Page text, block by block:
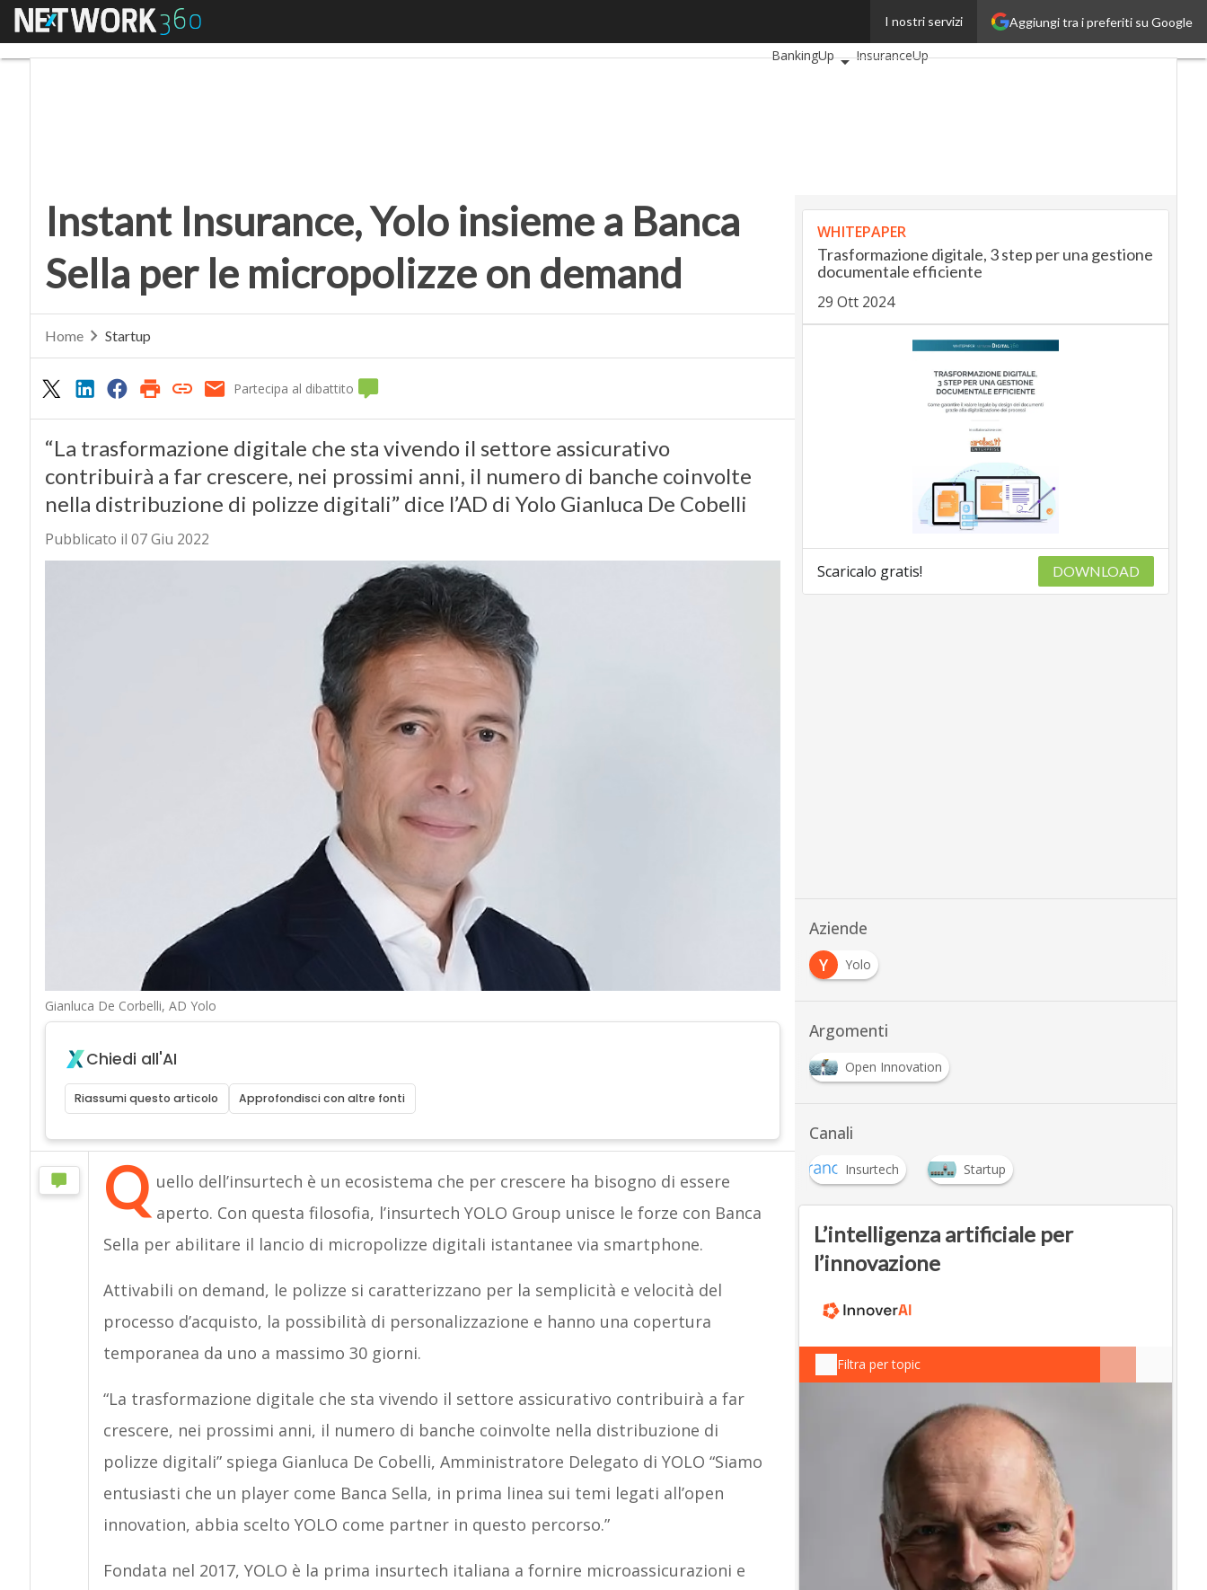
Aggiungi tra i preferiti su Google
I nostri servizi
Menu
AutomotiveUp
BankingUp
InsuranceUp
Instant Insurance, Yolo insieme a Banca
Sella per le micropolizze on demand
Home Startup
Partecipa al dibattito
“La trasformazione digitale che sta vivendo il settore assicurativo
contribuirà a far crescere, nei prossimi anni, il numero di banche coinvolte
nella distribuzione di polizze digitali” dice l’AD di Yolo Gianluca De Cobelli
Pubblicato il 07 Giu 2022
Gianluca De Corbelli, AD Yolo
Chiedi all'AI
Riassumi questo articolo Approfondisci con altre fonti
Q uello dell’insurtech è un ecosistema che per crescere ha bisogno di essere
aperto. Con questa filosofia, l’insurtech YOLO Group unisce le forze con Banca
Sella per abilitare il lancio di micropolizze digitali istantanee via smartphone.
Attivabili on demand, le polizze si caratterizzano per la semplicità e velocità del
processo d’acquisto, la possibilità di personalizzazione e hanno una copertura
temporanea da uno a massimo 30 giorni.
“La trasformazione digitale che sta vivendo il settore assicurativo contribuirà a far
crescere, nei prossimi anni, il numero di banche coinvolte nella distribuzione di
polizze digitali” spiega Gianluca De Cobelli, Amministratore Delegato di YOLO “Siamo
entusiasti che un player come Banca Sella, in prima linea sui temi legati all’open
innovation, abbia scelto YOLO come partner in questo percorso.”
Fondata nel 2017, YOLO è la prima insurtech italiana a fornire microassicurazioni e
WHITEPAPER
Trasformazione digitale, 3 step per una gestione
documentale efficiente
29 Ott 2024
Scaricalo gratis! DOWNLOAD
Aziende
Y
Yolo
Argomenti
Open Innovation
Canali
Insurtech Startup
L’intelligenza artificiale per
l’innovazione
Filtra per topic